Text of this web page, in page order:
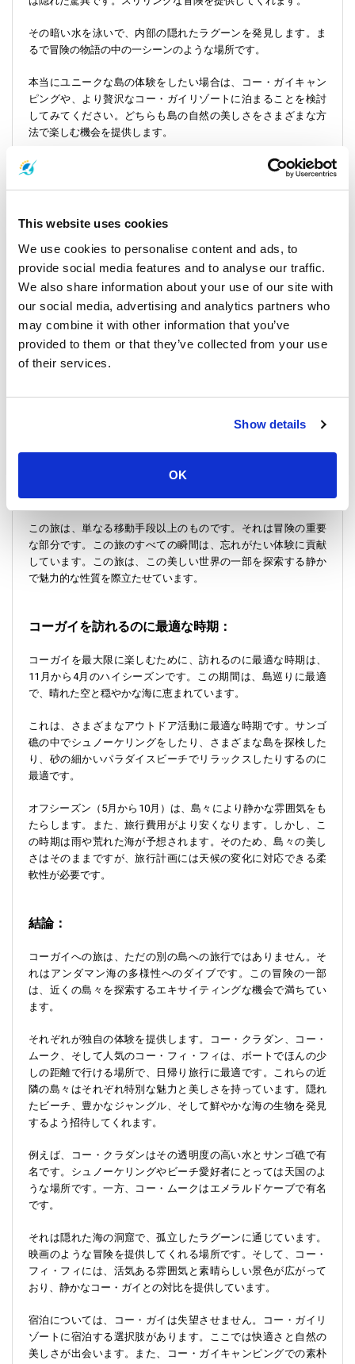
This website uses cookies
We use cookies to personalise content and ads, to
provide social media features and to analyse our traffic.
We also share information about your use of our site with
our social media, advertising and analytics partners who
may combine it with other information that you’ve
provided to them or that they’ve collected from your use
of their services.
Show details
OK
その暗い水を泳いで、内部の隠れたラグーンを発見します。ま
るで冒険の物語の中の一シーンのような場所です。
本当にユニークな島の体験をしたい場合は、コー・ガイキャン
ピングや、より贅沢なコー・ガイリゾートに泊まることを検討
してみてください。どちらも島の自然の美しさをさまざまな方
法で楽しむ機会を提供します。
部を航海しているかのような本当に絵のような体験が待ってい
ます。この旅では、海の冒険のためのさまざまな選択肢が提供
されます。速くてモダンなフェリーサービスから、伝統的で視
覚的に壮観な長尾船まで様々です。各交通手段は、アンダマン
海の息を呑むような景色を楽しむための異なる方法を提供しま
す。
長尾船での旅行を選ぶことは、海とのユニークで親密な体験を
選ぶことです。これらの船は、タイの海事文化の大切な部分で
は、美しい砂浜を持っており、これほど清潔で完璧な砂浜は、
らしいビーチが見えてきます。これらのビーチは、柔らかな砂
と透明な水で、見る価値のある景色です。
この旅は、単なる移動手段以上のものです。それは冒険の重要
な部分です。この旅のすべての瞬間は、忘れがたい体験に貢献
しています。この旅は、この美しい世界の一部を探索する静か
で魅力的な性質を際立たせています。
コーガイを訪れるのに最適な時期：
コーガイを最大限に楽しむために、訪れるのに最適な時期は、
11月から4月のハイシーズンです。この期間は、島巡りに最適
で、晴れた空と穏やかな海に恵まれています。
これは、さまざまなアウトドア活動に最適な時期です。サンゴ
礁の中でシュノーケリングをしたり、さまざまな島を探検した
り、砂の細かいパラダイスビーチでリラックスしたりするのに
最適です。
オフシーズン（5月から10月）は、島々により静かな雰囲気をも
たらします。また、旅行費用がより安くなります。しかし、こ
の時期は雨や荒れた海が予想されます。そのため、島々の美し
さはそのままですが、旅行計画には天候の変化に対応できる柔
軟性が必要です。
結論：
コーガイへの旅は、ただの別の島への旅行ではありません。そ
れはアンダマン海の多様性へのダイブです。この冒険の一部
は、近くの島々を探索するエキサイティングな機会で満ちてい
ます。
それぞれが独自の体験を提供します。コー・クラダン、コー・
ムーク、そして人気のコー・フィ・フィは、ボートでほんの少
しの距離で行ける場所で、日帰り旅行に最適です。これらの近
隣の島々はそれぞれ特別な魅力と美しさを持っています。隠れ
たビーチ、豊かなジャングル、そして鮮やかな海の生物を発見
するよう招待してくれます。
例えば、コー・クラダンはその透明度の高い水とサンゴ礁で有
名です。シュノーケリングやビーチ愛好者にとっては天国のよ
うな場所です。一方、コー・ムークはエメラルドケーブで有名
です。
それは隠れた海の洞窟で、孤立したラグーンに通じています。
映画のような冒険を提供してくれる場所です。そして、コー・
フィ・フィには、活気ある雰囲気と素晴らしい景色が広がって
おり、静かなコー・ガイとの対比を提供しています。
宿泊については、コー・ガイは失望させません。コー・ガイリ
ゾートに宿泊する選択肢があります。ここでは快適さと自然の
美しさが出会います。また、コー・ガイキャンピングでの素朴